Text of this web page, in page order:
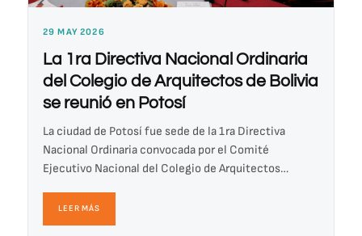
29 MAY 2026
La 1ra Directiva Nacional Ordinaria
del Colegio de Arquitectos de Bolivia
se reunió en Potosí
La ciudad de Potosí fue sede de la 1ra Directiva
Nacional Ordinaria convocada por el Comité
Ejecutivo Nacional del Colegio de Arquitectos…
LEER MÁS